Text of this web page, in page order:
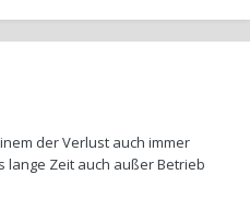
der Verlust auch immer
lange Zeit auch außer Betrieb